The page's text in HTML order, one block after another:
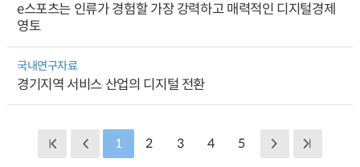
e스포츠는 인류가 경험할 가장 강력하고 매력적인 디지털경제
영토
국내연구자료
경기지역 서비스 산업의 디지털 전환
1 2 3 4 5